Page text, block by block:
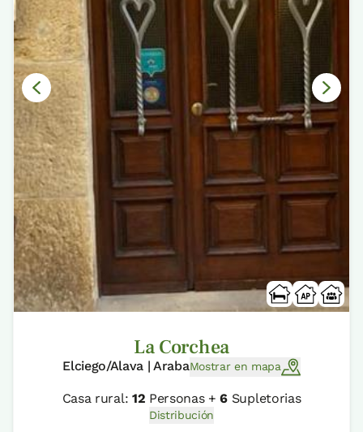
La Corchea
Elciego/Alava | ArabaMostrar en mapa
Casa rural: 12 Personas +6 Supletorias
Distribución